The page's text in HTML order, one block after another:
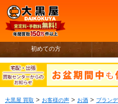
初めての方
大黒屋 買取 > お客様の声 > お酒 > ブラン